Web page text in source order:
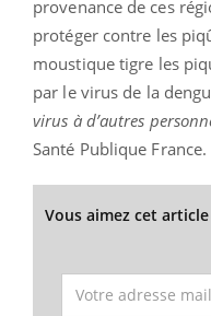
provenance de ces
protéger contre les
moustique tigre les
par le virus de la
virus à d’autres
Santé Publique France.
Vous aimez cet